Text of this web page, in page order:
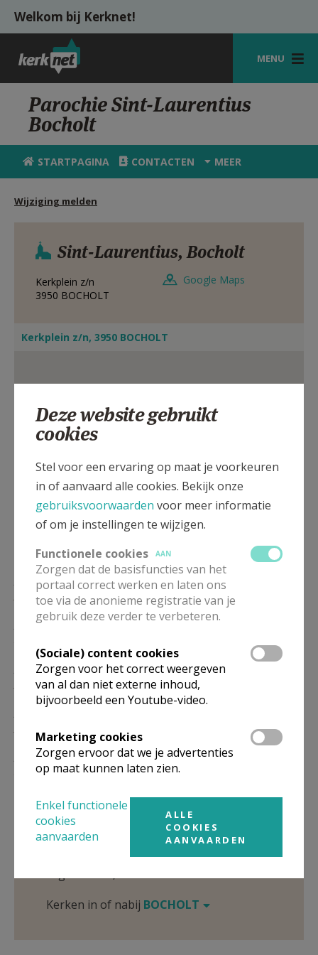
Overslaan en naar de inhoud gaan
Welkom bij Kerknet!
MENU
STARTPAGINA
KERK
VIERINGEN
HULP
MIJN PAROCHIE
AANMELDEN OF REGISTREREN
Parochie Sint-Laurentius
Bocholt
STARTPAGINA CONTACTEN MEER
Wijziging melden
Sint-Laurentius, Bocholt
Kerkplein z/n
3950 BOCHOLT
Google Maps
Kerkplein z/n, 3950 BOCHOLT
30/08
9.00 Eucharistie
9.00 Eucharistie
9.00 Eucharistie
29/08
9.00 Eucharistie
Omgeving
Niet gevonden wat je zocht? Hier vind je
links naar kerken, eventueel van andere
Kerken in of nabij BOCHOLT
Deze website gebruikt
cookies
Stel voor een ervaring op maat je voorkeuren
in of aanvaard alle cookies. Bekijk onze
gebruiksvoorwaarden voor meer informatie
of om je instellingen te wijzigen.
Functionele cookies
AAN
Zorgen dat de basisfuncties van het
portaal correct werken en laten ons
toe via de anonieme registratie van je
gebruik deze verder te verbeteren.
(Sociale) content cookies
Zorgen voor het correct weergeven
van al dan niet externe inhoud,
bijvoorbeeld een Youtube-video.
Marketing cookies
Zorgen ervoor dat we je advertenties
op maat kunnen laten zien.
Enkel functionele
cookies
aanvaarden
ALLE
COOKIES
AANVAARDEN